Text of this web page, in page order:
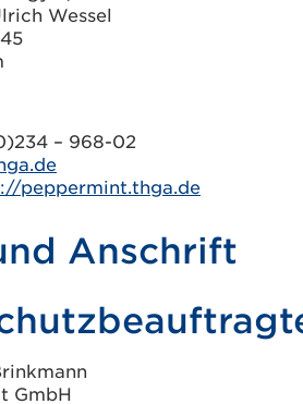
Wessel
– 968-02
peppermint.thga.de
Anschrift
GmbH